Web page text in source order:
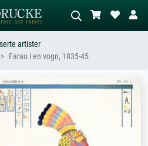
for
Beskriv scenen – for eksempel grønn
eng, abstrakt med mye rødt, mørkt
oljemaleri, stående akt ved et tre.
artister
Farao i en vogn, 1835-45